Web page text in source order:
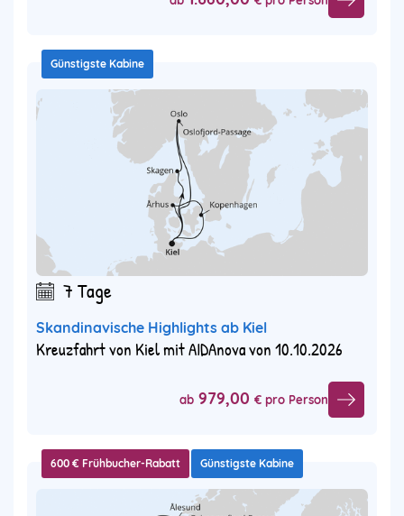
Günstigste Kabine
7 Tage
Skandinavische Highlights ab Kiel
Kreuzfahrt von Kiel mit AIDAnova von 10.10.2026
ab 979,00 € pro Person
600 € Frühbucher-Rabatt Günstigste Kabine